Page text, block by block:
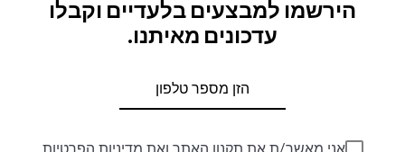
הירשמו למבצעים בלעדיים וקבלו
עדכונים מאיתנו.